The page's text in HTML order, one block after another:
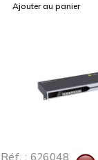
Ajouter au panier
Réf. : 626048